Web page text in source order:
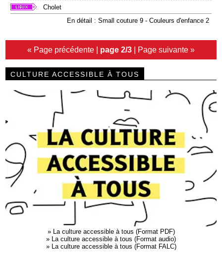
Cholet
En détail : Small couture 9 - Couleurs d'enfance 2
« Page précédente | page 2/3 | Page suivante »
CULTURE ACCESSIBLE À TOUS
» La culture accessible à tous (Format PDF)
» La culture accessible à tous (Format audio)
» La culture accessible à tous (Format FALC)